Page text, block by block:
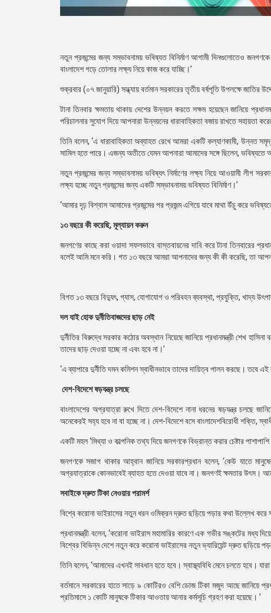
নতুন প্রজন্মের জন্য সম্ভাবনাময় ভবিষ্যত বিনির্মাণ আগামী দিনগুলোতেও
বাংলাদেশ গড়ে তোলার লক্ষ্য নিয়ে কাজ করে যাচ্ছি।’
শুক্রবার (০৭ জানুয়ারি) সন্ধ্যায় বর্তমান সরকারের তৃতীয় বর্ষপূতি উপলক্ষে জাতির
টানা তিনবার ক্ষমতায় থাকায় দেশের উন্নয়ন করতে সক্ষম হয়েছেন জানিয়ে
পরিচালনার সুযোগ দিয়ে আপনারা উন্নয়নের ধারাবাহিকতা বজায় রাখতে সহায়তা
তিনি বলেন, ‘এ ধারাবাহিকতা অব্যাহত রেখে আমরা একটি কল্যাণকামী, উন্নত
সামিল হতে পারে। এজন্য অতীতে যেমন আপনারা আমাদের সঙ্গে ছিলেন, ভবিষ্যতে
নতুন প্রজন্মের জন্য সম্ভাবনাময় ভবিষ্যৎ নির্মাণের লক্ষ্য নিয়ে আওয়ামী লীগ
লক্ষ্য হচ্ছে নতুন প্রজন্মের জন্য একটি সম্ভাবনাময় ভবিষ্যত বিনির্মাণ।’
‘আমার দৃঢ় বিশ্বাস আমাদের প্রজন্মের পর প্রজন্ম এগিয়ে যাবে মাথা উঁচু করে
১৩ বছরে কী করেছি, মূল্যায়ন করুন
জনগণের কাছে করা ওয়াদা সফলভাবে বাস্তবায়নের দাবি করে টানা তিনবারের
বলেই আমি মনে করি। গত ১৩ বছরে আমরা আপনাদের জন্য কী কী করেছি, তা
বিগত ১৩ বছরে বিদ্যুৎ, গ্যাস, যোগাযোগ ও পরিবহন ব্যবস্থা, প্রযুক্তি, খাদ্য
দল যাই হোক দুর্নীতিবাজদের ছাড় নেই
দুর্নীতির বিরুদ্ধে সরকার কঠোর অবস্থান নিয়েছে জানিয়ে প্রধানমন্ত্রী শেখ
তাদের ছাড় দেওয়া হচ্ছে না এবং হবে না।’
‘এ ব্যাপারে দুর্নীতি দমন কমিশন স্বাধীনভাবে তাদের দায়িত্ব পালন করছে। তবে
দেশ-বিদেশে ষড়যন্ত্র চলছে
বাংলাদেশের অগ্রযাত্রা রুখে দিতে দেশ-বিদেশে নানা ধরনের ষড়যন্ত্র চলছে
অনেকেরই সহ্য হবে না বা হচ্ছে না। দেশ-বিদেশে বসে বাংলাদেশবিরোধী শক্তি,
একটি মহল ‘মিথ্যা ও কাল্পনিক তথ্য দিয়ে জনগণকে বিভ্রান্ত করার চেষ্টার
জনগণকে সজাগ থাকার আহ্বান জানিয়ে সরকারপ্রধান বলেন, ‘কেউ যাতে
অগ্রযাত্রাকে কোনভাবেই ব্যাহত হতে দেওয়া যাবে না। জনগণই ক্ষমতার উৎস।
সবাইকে দ্রুত টিকা নেওয়ার পরামর্শ
বিশ্বে করোনা ভাইরাসের নতুন ধরন ওমিক্রন দ্রুত ছড়িয়ে পড়ার কথা উল্লেখ করে
প্রধানমন্ত্রী বলেন, ‘করোনা ভাইরাস মহামারির কারণে এক গভীর সঙ্কটের
বিশ্বের বিভিন্ন দেশে নতুন করে করোনা ভাইরাসের নতুন ভ্যারিয়েন্ট দ্রুত ছড়িয়ে
তিনি বলেন, ‘আমাদের এখনই সাবধান হতে হবে। স্বাস্থ্যবিধি মেনে চলতে হবে।
বর্তমানে সরকারের হাতে সাড়ে ৯ কোটিরও বেশি ডোজ টিকা মজুদ আছে জানিয়ে
প্রতিমাসে ১ কোটি মানুষকে টিকার আওতায় আনার কর্মসূচি গ্রহণ করা হয়েছে। ’